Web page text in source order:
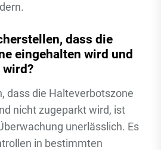
dass die
eingehalten wird und
dass die Halteverbotszone
nicht zugeparkt wird, ist
unerlässlich. Es
in bestimmten